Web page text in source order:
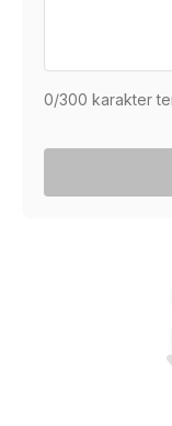
0/300 karakter